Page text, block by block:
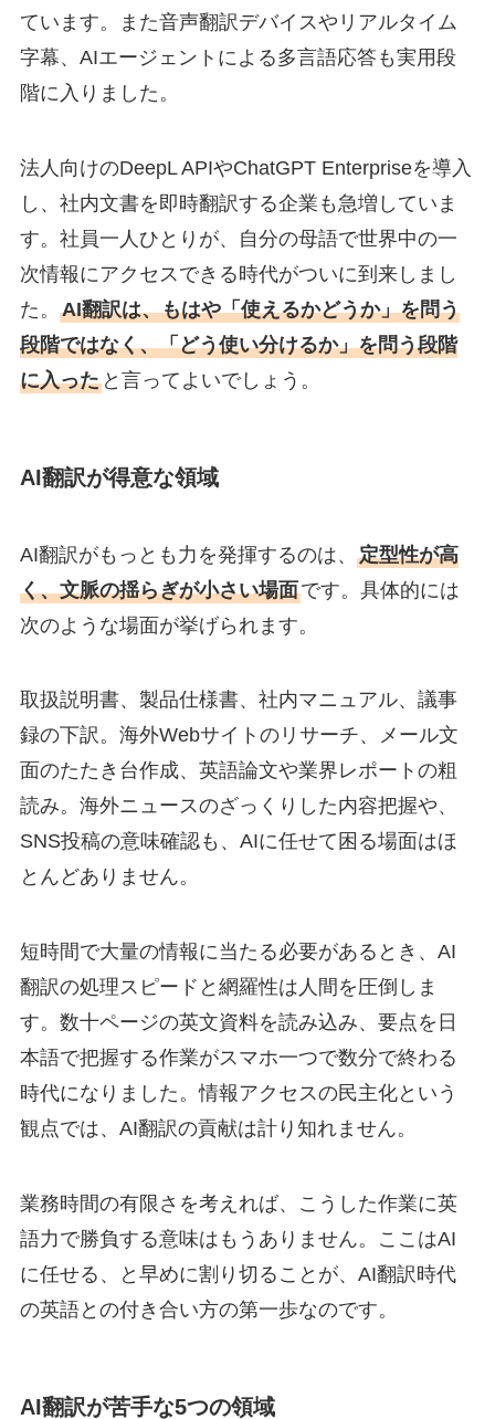
ています。また音声翻訳デバイスやリアルタイム
字幕、AIエージェントによる多言語応答も実用段
階に入りました。
法人向けのDeepL APIやChatGPT Enterpriseを導入
し、社内文書を即時翻訳する企業も急増していま
す。社員一人ひとりが、自分の母語で世界中の一
次情報にアクセスできる時代がついに到来しまし
た。 AI翻訳は、もはや「使えるかどうか」を問う
段階ではなく、「どう使い分けるか」を問う段階
に入ったと言ってよいでしょう。
AI翻訳が得意な領域
AI翻訳がもっとも力を発揮するのは、 定型性が高
く、文脈の揺らぎが小さい場面です。具体的には
次のような場面が挙げられます。
取扱説明書、製品仕様書、社内マニュアル、議事
録の下訳。海外Webサイトのリサーチ、メール文
面のたたき台作成、英語論文や業界レポートの粗
読み。海外ニュースのざっくりした内容把握や、
SNS投稿の意味確認も、AIに任せて困る場面はほ
とんどありません。
短時間で大量の情報に当たる必要があるとき、AI
翻訳の処理スピードと網羅性は人間を圧倒しま
す。数十ページの英文資料を読み込み、要点を日
本語で把握する作業がスマホ一つで数分で終わる
時代になりました。情報アクセスの民主化という
観点では、AI翻訳の貢献は計り知れません。
業務時間の有限さを考えれば、こうした作業に英
語力で勝負する意味はもうありません。ここはAI
に任せる、と早めに割り切ることが、AI翻訳時代
の英語との付き合い方の第一歩なのです。
AI翻訳が苦手な5つの領域